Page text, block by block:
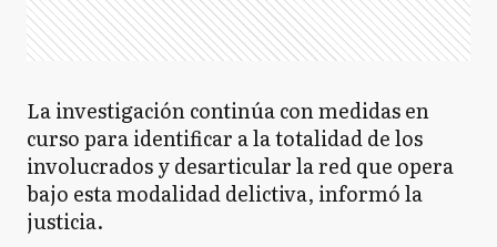
La investigación continúa con medidas en
curso para identificar a la totalidad de los
involucrados y desarticular la red que opera
bajo esta modalidad delictiva, informó la
justicia.